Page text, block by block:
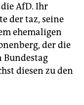
AfD. Ihr
der taz, seine
ehemaligen
der die
Bundestag
diesen zu den